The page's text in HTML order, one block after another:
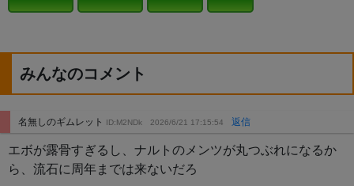
みんなのコメント
名無しのギムレット ID:M2NDk 2026/6/21 17:15:54 返信
エボが露骨すぎるし、ナルトのメンツが丸つぶれになるか
ら、流石に周年までは来ないだろ